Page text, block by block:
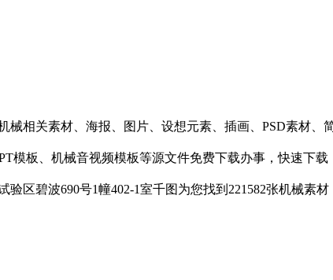
关素材、海报、图片、设想元素、插画、PSD素材、
模板、机械音视频模板等源文件免费下载办事，快速下
区碧波690号1幢402-1室千图为您找到221582张机械素材